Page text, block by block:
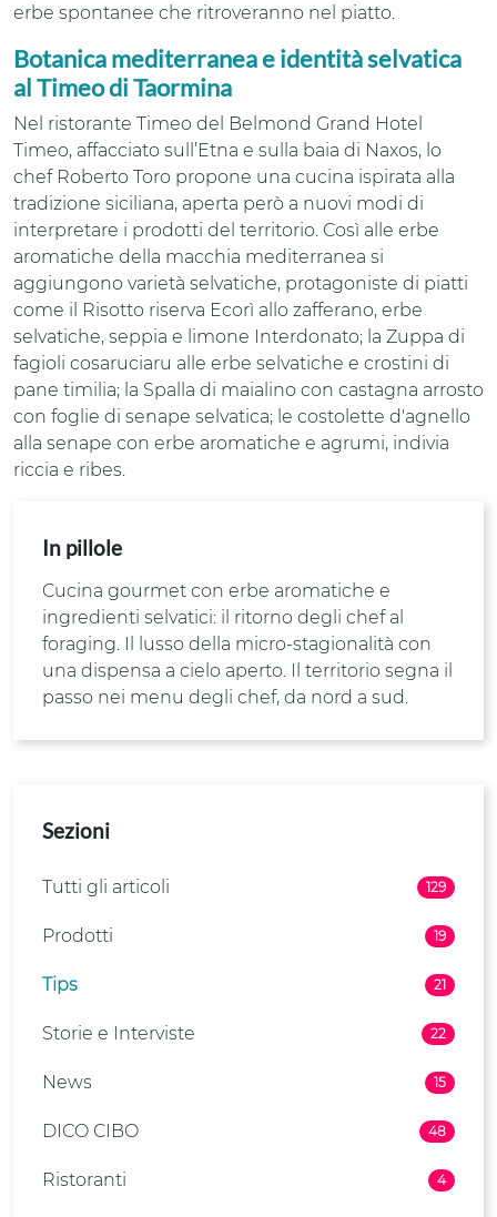
erbe spontanee che ritroveranno nel piatto.
Botanica mediterranea e identità selvatica
al Timeo di Taormina
Nel ristorante Timeo del Belmond Grand Hotel
Timeo, affacciato sull’Etna e sulla baia di Naxos, lo
chef Roberto Toro propone una cucina ispirata alla
tradizione siciliana, aperta però a nuovi modi di
interpretare i prodotti del territorio. Così alle erbe
aromatiche della macchia mediterranea si
aggiungono varietà selvatiche, protagoniste di piatti
come il Risotto riserva Ecorì allo zafferano, erbe
selvatiche, seppia e limone Interdonato; la Zuppa di
fagioli cosaruciaru alle erbe selvatiche e crostini di
pane timilia; la Spalla di maialino con castagna arrosto
con foglie di senape selvatica; le costolette d'agnello
alla senape con erbe aromatiche e agrumi, indivia
riccia e ribes.
In pillole
Cucina gourmet con erbe aromatiche e
ingredienti selvatici: il ritorno degli chef al
foraging. Il lusso della micro-stagionalità con
una dispensa a cielo aperto. Il territorio segna il
passo nei menu degli chef, da nord a sud.
Sezioni
Tutti gli articoli 129
Prodotti 19
Tips 21
Storie e Interviste 22
News 15
DICO CIBO 48
Ristoranti 4